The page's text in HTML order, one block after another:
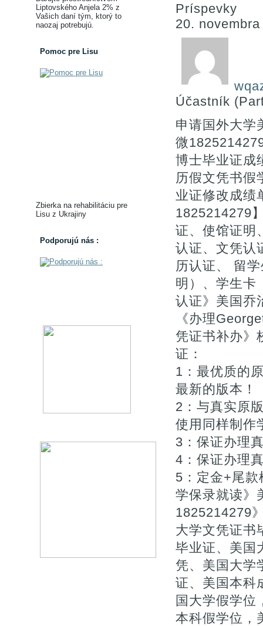
Liptovského Anjela 2% z
Vašich daní tým, ktorý to
naozaj potrebujú.
Pomoc pre Lisu
Zbierka na rehabilitáciu pre
Lisu z Ukrajiny
Podporujú nás :
Príspevky
20.
Účastník
申请国外大学
微
博士毕业证成
历假文凭书假
业证修改成绩
1825214279
证、使馆证明
认证、文凭认
历认证、 留
明）、学生卡
认证》美国乔
《办理
凭证书补办》
证：
1：最优质的
最新的版本！
2：与真实原
使用同样制作
3：保证办理
4：保证办理
5：定金+尾
学保录就读》
1825214279
大学文凭证书
毕业证、美国
凭、美国大学
证、美国本科
国大学假学位
本科假学位，